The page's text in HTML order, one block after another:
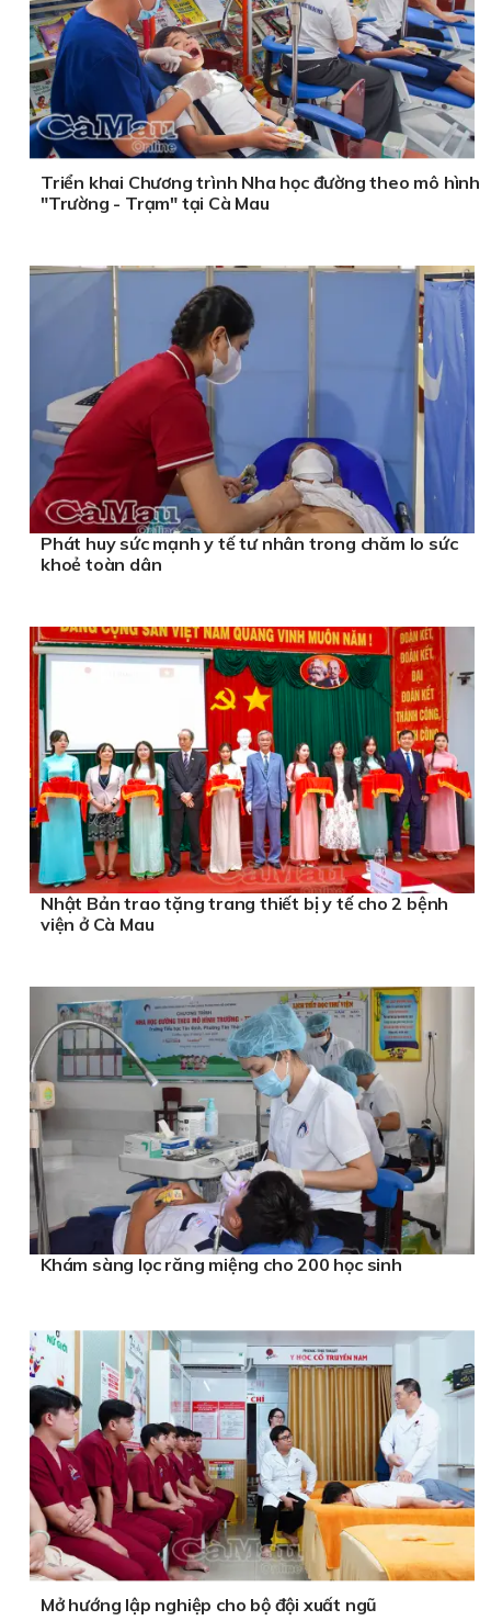
Triển khai Chương trình Nha học đường theo mô hình
"Trường - Trạm" tại Cà Mau
Phát huy sức mạnh y tế tư nhân trong chăm lo sức
khoẻ toàn dân
Nhật Bản trao tặng trang thiết bị y tế cho 2 bệnh
viện ở Cà Mau
Khám sàng lọc răng miệng cho 200 học sinh
Mở hướng lập nghiệp cho bộ đội xuất ngũ